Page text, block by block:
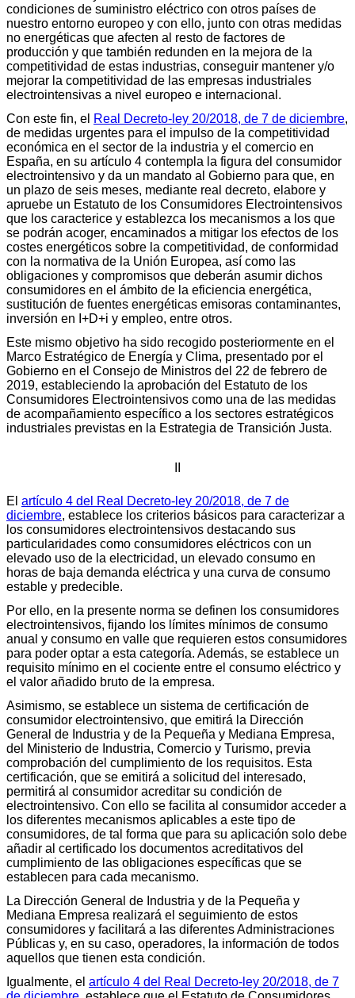
condiciones de suministro eléctrico con otros países de
nuestro entorno europeo y con ello, junto con otras medidas
no energéticas que afecten al resto de factores de
producción y que también redunden en la mejora de la
competitividad de estas industrias, conseguir mantener y/o
mejorar la competitividad de las empresas industriales
electrointensivas a nivel europeo e internacional.
Con este fin, el Real Decreto-ley 20/2018, de 7 de diciembre,
de medidas urgentes para el impulso de la competitividad
económica en el sector de la industria y el comercio en
España, en su artículo 4 contempla la figura del consumidor
electrointensivo y da un mandato al Gobierno para que, en
un plazo de seis meses, mediante real decreto, elabore y
apruebe un Estatuto de los Consumidores Electrointensivos
que los caracterice y establezca los mecanismos a los que
se podrán acoger, encaminados a mitigar los efectos de los
costes energéticos sobre la competitividad, de conformidad
con la normativa de la Unión Europea, así como las
obligaciones y compromisos que deberán asumir dichos
consumidores en el ámbito de la eficiencia energética,
sustitución de fuentes energéticas emisoras contaminantes,
inversión en I+D+i y empleo, entre otros.
Este mismo objetivo ha sido recogido posteriormente en el
Marco Estratégico de Energía y Clima, presentado por el
Gobierno en el Consejo de Ministros del 22 de febrero de
2019, estableciendo la aprobación del Estatuto de los
Consumidores Electrointensivos como una de las medidas
de acompañamiento específico a los sectores estratégicos
industriales previstas en la Estrategia de Transición Justa.
El artículo 4 del Real Decreto-ley 20/2018, de 7 de
diciembre, establece los criterios básicos para caracterizar a
los consumidores electrointensivos destacando sus
particularidades como consumidores eléctricos con un
elevado uso de la electricidad, un elevado consumo en
horas de baja demanda eléctrica y una curva de consumo
estable y predecible.
Por ello, en la presente norma se definen los consumidores
electrointensivos, fijando los límites mínimos de consumo
anual y consumo en valle que requieren estos consumidores
para poder optar a esta categoría. Además, se establece un
requisito mínimo en el cociente entre el consumo eléctrico y
el valor añadido bruto de la empresa.
Asimismo, se establece un sistema de certificación de
consumidor electrointensivo, que emitirá la Dirección
General de Industria y de la Pequeña y Mediana Empresa,
del Ministerio de Industria, Comercio y Turismo, previa
comprobación del cumplimiento de los requisitos. Esta
certificación, que se emitirá a solicitud del interesado,
permitirá al consumidor acreditar su condición de
electrointensivo. Con ello se facilita al consumidor acceder a
los diferentes mecanismos aplicables a este tipo de
consumidores, de tal forma que para su aplicación solo debe
añadir al certificado los documentos acreditativos del
cumplimiento de las obligaciones específicas que se
establecen para cada mecanismo.
La Dirección General de Industria y de la Pequeña y
Mediana Empresa realizará el seguimiento de estos
consumidores y facilitará a las diferentes Administraciones
Públicas y, en su caso, operadores, la información de todos
aquellos que tienen esta condición.
Igualmente, el artículo 4 del Real Decreto-ley 20/2018, de 7